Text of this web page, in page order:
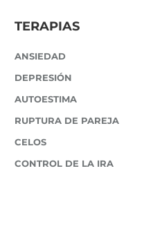
TERAPIAS
ANSIEDAD
DEPRESIÓN
AUTOESTIMA
RUPTURA DE PAREJA
CELOS
CONTROL DE LA IRA